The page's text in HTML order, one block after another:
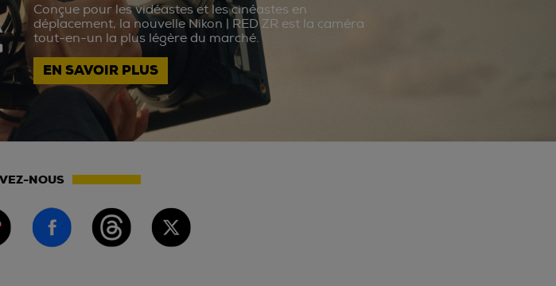
Conçue pour les vidéastes et les cinéastes en
déplacement, la nouvelle Nikon | RED ZR est la caméra
tout-en-un la plus légère du marché.
EN SAVOIR PLUS
NOUS